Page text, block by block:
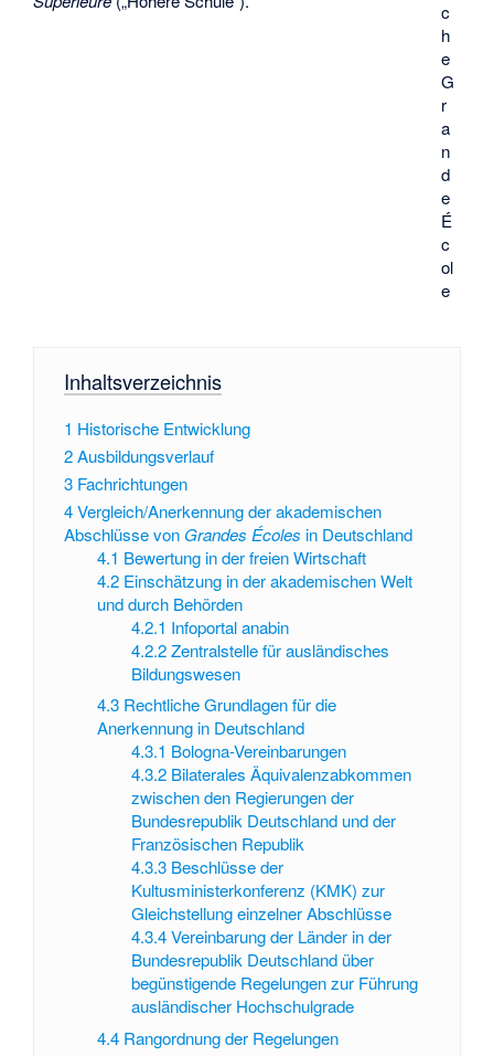
c
h
e
G
r
a
n
d
e
É
c
ol
e
Inhaltsverzeichnis
1 Historische Entwicklung
2Ausbildungsverlauf
3 Fachrichtungen
4Vergleich/Anerkennung der akademischen
Abschlüsse von Grandes Écoles in Deutschland
4.1 Bewertung in der freien Wirtschaft
4.2 Einschätzung in der akademischen Welt
und durch Behörden
4.2.1 Infoportal anabin
4.2.2 Zentralstelle für ausländisches
Bildungswesen
4.3 Rechtliche Grundlagen für die
Anerkennung in Deutschland
4.3.1 Bologna-Vereinbarungen
4.3.2 Bilaterales Äquivalenzabkommen
zwischen den Regierungen der
Bundesrepublik Deutschland und der
Französischen Republik
4.3.3 Beschlüsse der
Kultusministerkonferenz (KMK) zur
Gleichstellung einzelner Abschlüsse
4.3.4 Vereinbarung der Länder in der
Bundesrepublik Deutschland über
begünstigende Regelungen zur Führung
ausländischer Hochschulgrade
4.4 Rangordnung der Regelungen